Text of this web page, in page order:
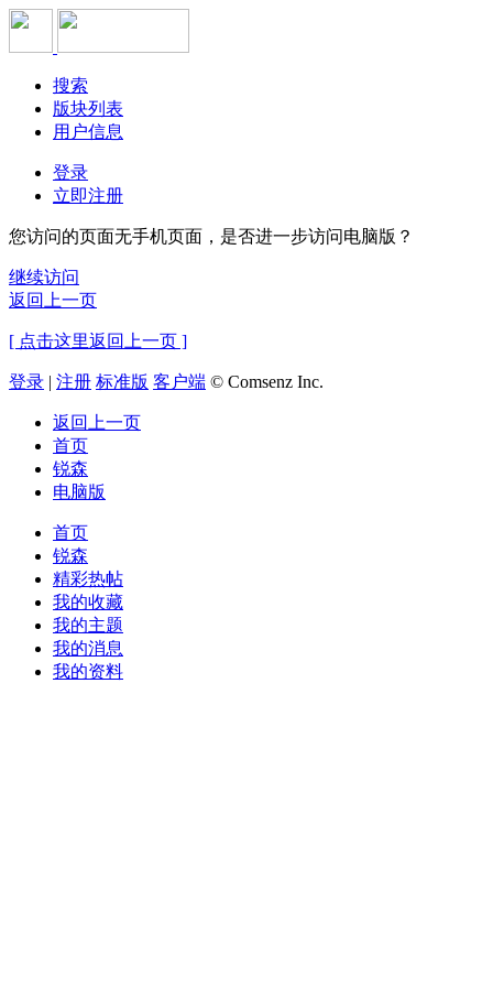
搜索
版块列表
用户信息
登录
立即注册
您访问的页面无手机页面，是否进一步访问电脑版？
继续访问
返回上一页
[ 点击这里返回上一页 ]
登录 | 注册 标准版 客户端 © Comsenz Inc.
返回上一页
首页
锐森
电脑版
首页
锐森
精彩热帖
我的收藏
我的主题
我的消息
我的资料